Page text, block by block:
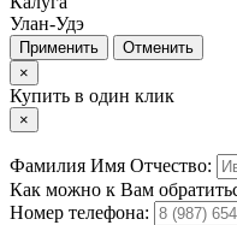
Улан-Удэ
Отменить
×
Купить в один клик
×
Фамилия Имя Отчество:
Как можно к Вам
Номер телефона: